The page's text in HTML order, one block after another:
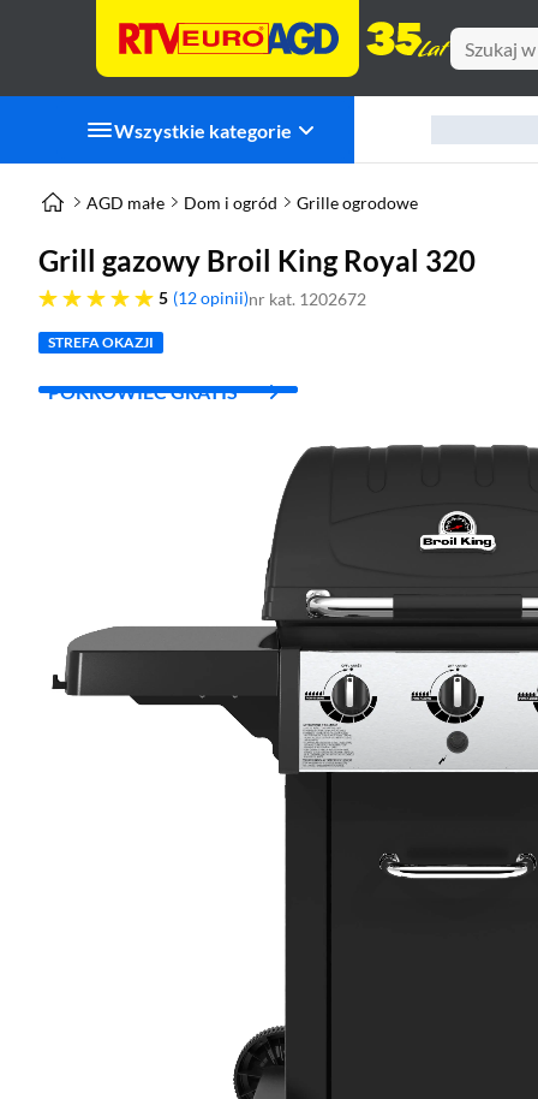
Wszystkie kategorie
AGD małe Dom i ogród Grille ogrodowe
Grill gazowy Broil King Royal 320
5
pięć gwiazdek 12 opinii nr kat. 1202672
STREFA OKAZJI
POKROWIEC GRATIS